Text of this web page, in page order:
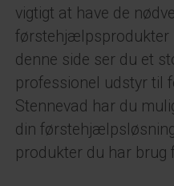
vigtigt at have de
førstehjælpsprodukter
denne side ser du et
professionel udstyr til
Stennevad har du
din
produkter du har brug